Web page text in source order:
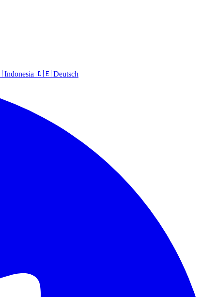
Indonesia 🇩🇪 Deutsch